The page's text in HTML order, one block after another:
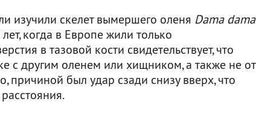
изучили скелет вымершего оленя Dama dama
когда в Европе жили только
в тазовой кости свидетельствует, что
с другим оленем или хищником, а также не от
причиной был удар сзади снизу вверх, что